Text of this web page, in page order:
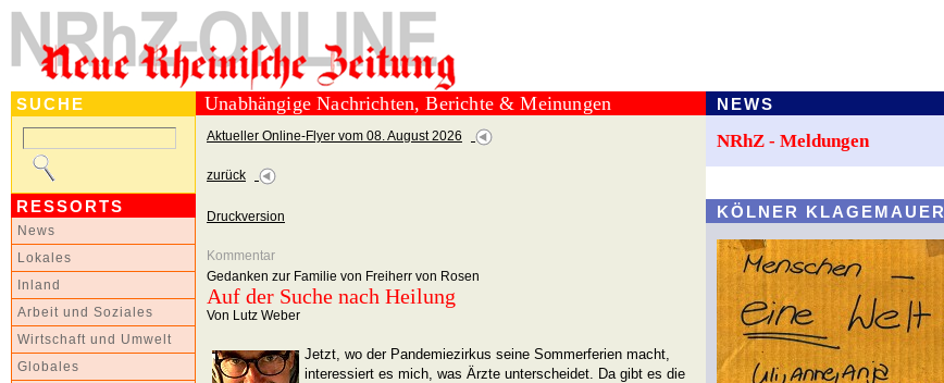
SUCHE
RESSORTS
News
Lokales
Inland
Arbeit und Soziales
Wirtschaft und Umwelt
Globales
Unabhängige Nachrichten, Berichte & Meinungen
Aktueller Online-Flyer vom 08. August 2026
zurück
Druckversion
Kommentar
Gedanken zur Familie von Freiherr von Rosen
Auf der Suche nach Heilung
Von Lutz Weber
Jetzt, wo der Pandemiezirkus seine Sommerferien macht,
interessiert es mich, was Ärzte unterscheidet. Da gibt es die
NEWS
NRhZ - Meldungen
KÖLNER KLAGEMAUER